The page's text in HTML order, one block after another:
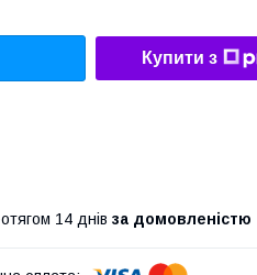
Купити з
14 днів за домовленістю